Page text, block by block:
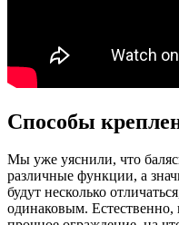
Способы
Мы уже уяснили, что
различные функции, а
будут несколько
одинаковым.